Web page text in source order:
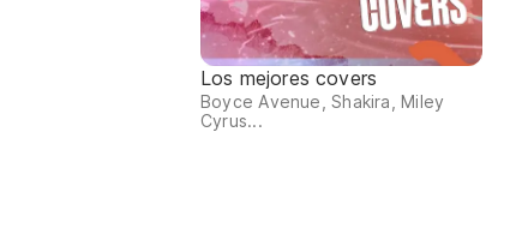
Los mejores covers
Boyce Avenue, Shakira, Miley
Cyrus...